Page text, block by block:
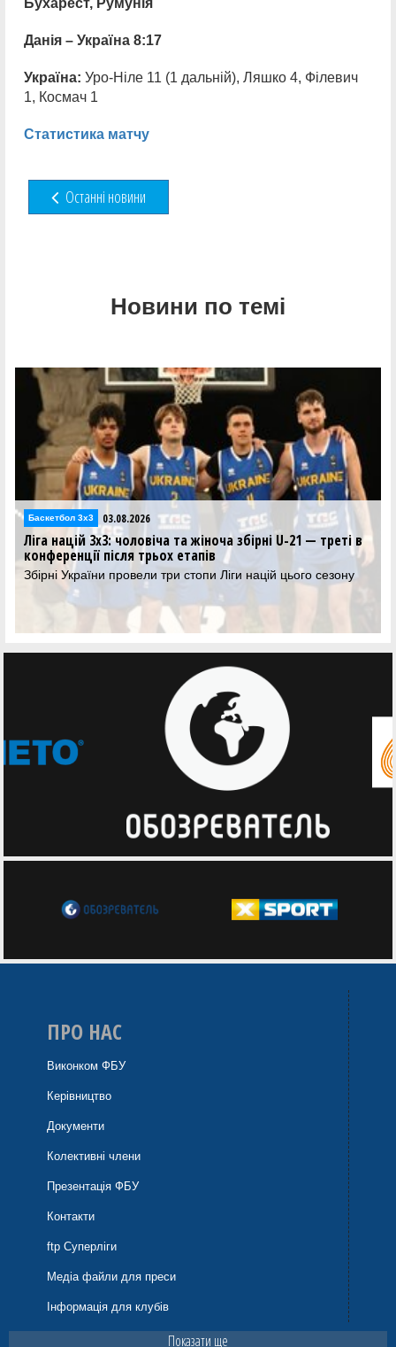
Данія – Україна 8:17
Україна: Уро-Ніле 11 (1 дальній), Ляшко 4, Філевич
1, Космач 1
Статистика матчу
Останні новини
Новини по темі
Баскетбол 3х3 03.08.2026
Ліга націй 3х3: чоловіча та жіноча збірні U-21 — треті в
конференції після трьох етапів
Збірні України провели три стопи Ліги націй цього сезону
ПРО НАС
Виконком ФБУ
Керівництво
Документи
Колективні члени
Презентація ФБУ
Контакти
ftp Суперліги
Медіа файли для преси
Інформація для клубів
Показати ще